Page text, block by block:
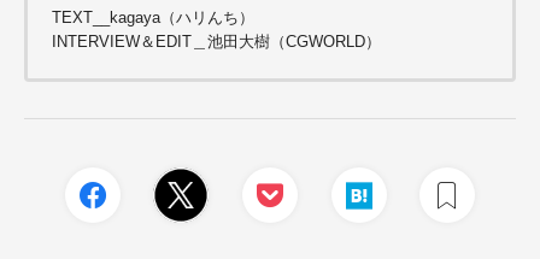
TEXT__kagaya（ハリんち）
INTERVIEW＆EDIT＿池田大樹（CGWORLD）